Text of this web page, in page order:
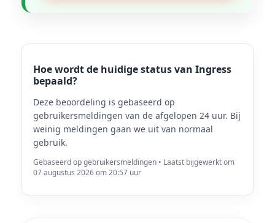
Hoe wordt de huidige status van Ingress
bepaald?
Deze beoordeling is gebaseerd op
gebruikersmeldingen van de afgelopen 24 uur. Bij
weinig meldingen gaan we uit van normaal
gebruik.
Gebaseerd op gebruikersmeldingen • Laatst bijgewerkt om
07 augustus 2026 om 20:57 uur